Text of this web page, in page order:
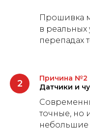
Прошивка
в
перепадах
Причина №2
Датчики и
точные, но
небольшие